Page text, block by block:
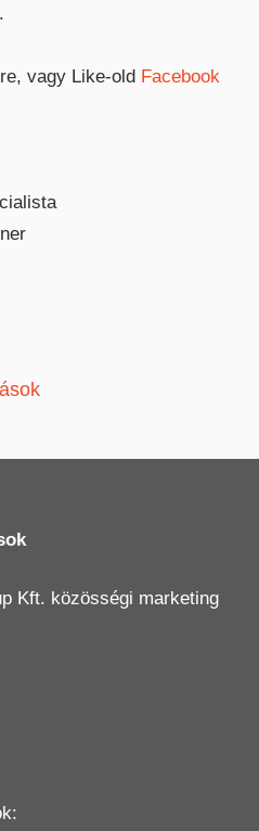
vagy Like-old Facebook
Kft. közösségi marketing